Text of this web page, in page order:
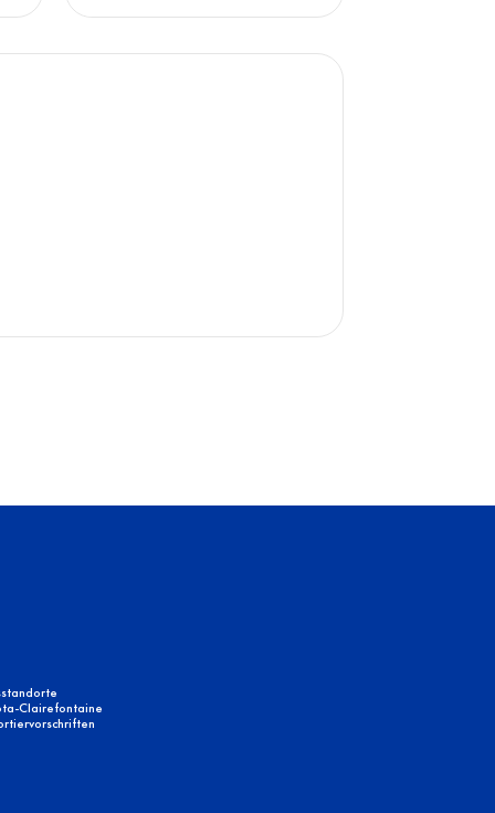
Clairefontaine